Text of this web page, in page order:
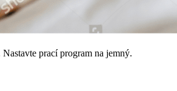
Nastavte prací program na jemný.